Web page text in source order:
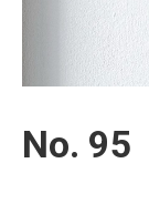
No. 95